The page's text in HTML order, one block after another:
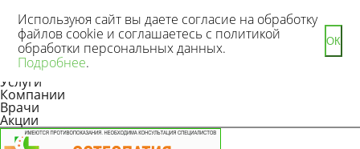
Новости
Статьи
Услуги
Компании
Врачи
Акции
Используюя сайт вы даете согласие на обработку
файлов cookie и соглашаетесь с политикой
обработки персональных данных.
Подробнее.
ОК